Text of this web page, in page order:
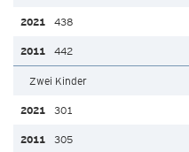
438
442
Zwei Kinder
301
305